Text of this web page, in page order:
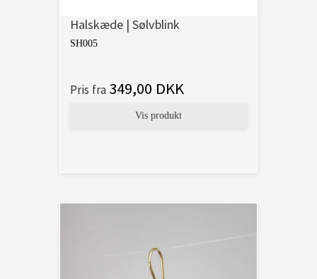
Halskæde | Sølvblink
SH005
Pris fra 349,00 DKK
Vis produkt